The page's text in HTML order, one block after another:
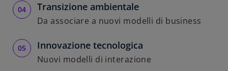
Transizione ambientale
Da associare a nuovi modelli di business
Innovazione tecnologica
Nuovi modelli di interazione